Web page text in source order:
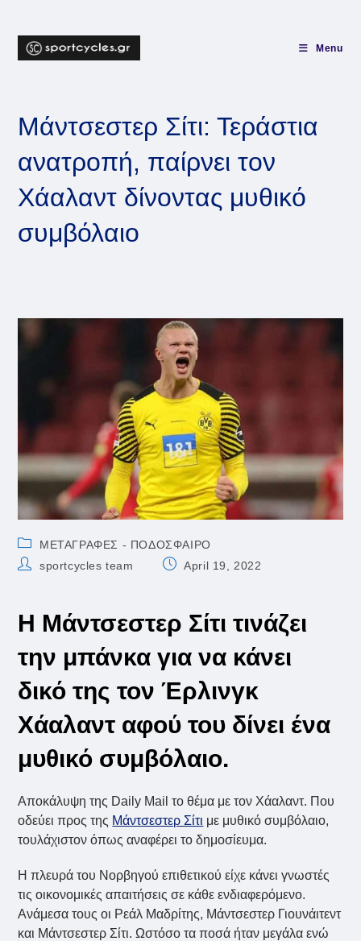
content
Menu
Μάντσεστερ Σίτι: Τεράστια
ανατροπή, παίρνει τον
Χάαλαντ δίνοντας μυθικό
συμβόλαιο
Post
category:
ΜΕΤΑΓΡΑΦΕΣ - ΠΟΔΟΣΦΑΙΡΟ
Postsportcycles team
PostApril 19, 2022
Η Μάντσεστερ Σίτι τινάζει
την μπάνκα για να κάνει
δικό της τον Έρλινγκ
Χάαλαντ αφού του δίνει ένα
μυθικό συμβόλαιο.
Αποκάλυψη της Daily Mail το θέμα με τον Χάαλαντ. Που
οδεύει προς της Μάντσεστερ Σίτι με μυθικό συμβόλαιο,
τουλάχιστον όπως αναφέρει το δημοσίευμα.
Η πλευρά του Νορβηγού επιθετικού είχε κάνει γνωστές
τις οικονομικές απαιτήσεις σε κάθε ενδιαφερόμενο.
Ανάμεσα τους οι Ρεάλ Μαδρίτης, Μάντσεστερ Γιουνάιτεντ
και Μάντσεστερ Σίτι. Ωστόσο τα ποσά ήταν μεγάλα ενώ